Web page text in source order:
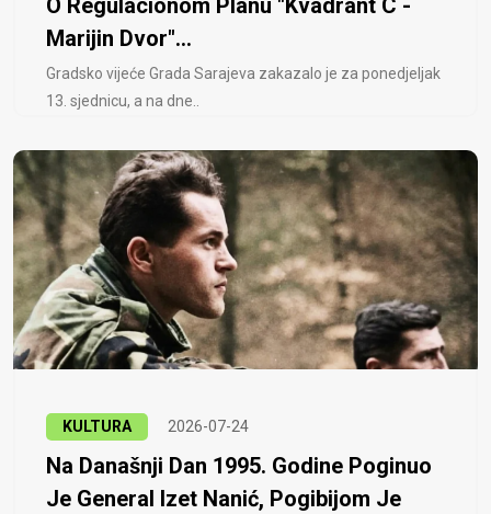
O Regulacionom Planu "Kvadrant C -
Marijin Dvor"...
Gradsko vijeće Grada Sarajeva zakazalo je za ponedjeljak
13. sjednicu, a na dne..
KULTURA 2026-07-24
Na Današnji Dan 1995. Godine Poginuo
Je General Izet Nanić, Pogibijom Je